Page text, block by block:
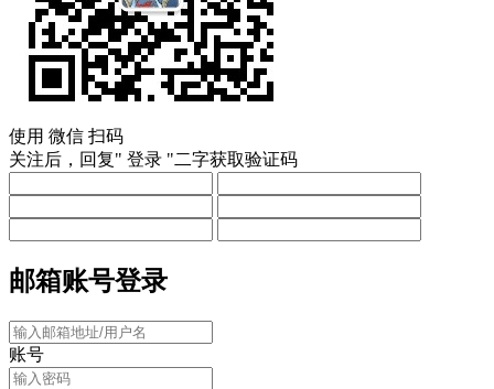
使用 微信 扫码
关注后，回复" 登录 "二字获取验证码
邮箱账号登录
账号